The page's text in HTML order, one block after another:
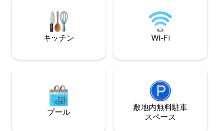
ン）、大人用自転車2台
計画が簡単です。
キッチン Wi-Fi
プール
敷地内無料駐⁠車
ス⁠ペ⁠ー⁠ス